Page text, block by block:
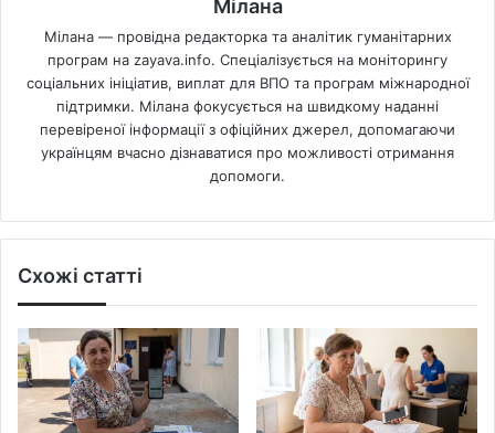
Мілана
Мілана — провідна редакторка та аналітик гуманітарних
програм на zayava.info. Спеціалізується на моніторингу
соціальних ініціатив, виплат для ВПО та програм міжнародної
підтримки. Мілана фокусується на швидкому наданні
перевіреної інформації з офіційних джерел, допомагаючи
українцям вчасно дізнаватися про можливості отримання
допомоги.
Схожі статті